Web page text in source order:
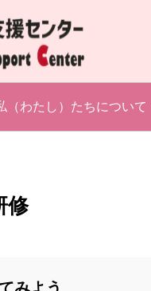
（わたし）たちについて
修